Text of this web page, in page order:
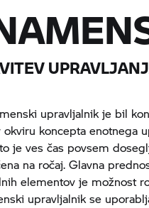
upravljalnik je bil
koncepta enotnega
je ves čas povsem
na ročaj. Glavna
elementov je možnost
upravljalnik se